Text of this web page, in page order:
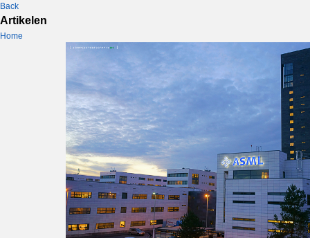
Back
Artikelen
Home